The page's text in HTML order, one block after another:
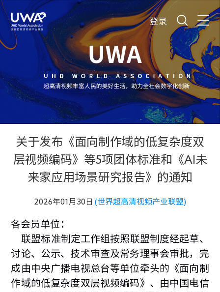
登录
关于发布《面向制作域的低复杂度双
层视频编码》等5项团体标准和《AI未
来家应用场景研究报告》的通知
2026年01月30日 (世界超高清视频产业联盟)
各会员单位：
联盟标准制定工作组按照联盟制度经起草、
讨论、公示、技术审查及常务理事会审批，完
成由中央广播电视总台等单位牵头的《面向制
作域的低复杂度双层视频编码》、由中国电信